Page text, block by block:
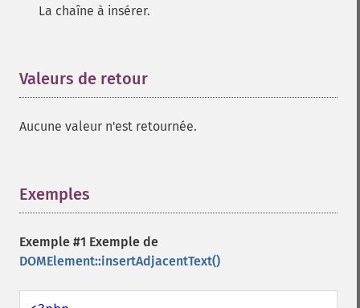
La chaîne à insérer.
Valeurs de retour
Aucune valeur n'est retournée.
Exemples
Exemple #1 Exemple de
DOMElement::insertAdjacentText()